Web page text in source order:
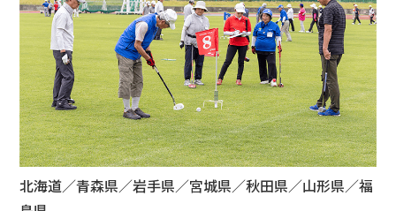
北海道／青森県／岩手県／宮城県／秋田県／山形県／福